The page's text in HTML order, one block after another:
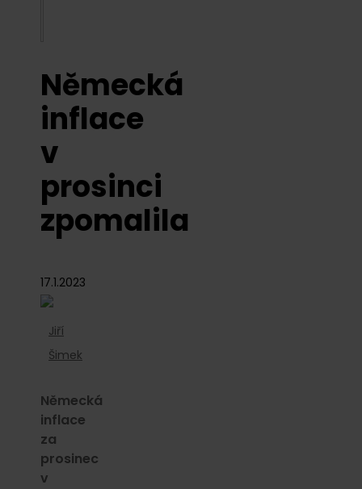
Německá
inflace
v
prosinci
zpomalila
17.1.2023
Jiří
Šimek
Německá
inflace
za
prosinec
v